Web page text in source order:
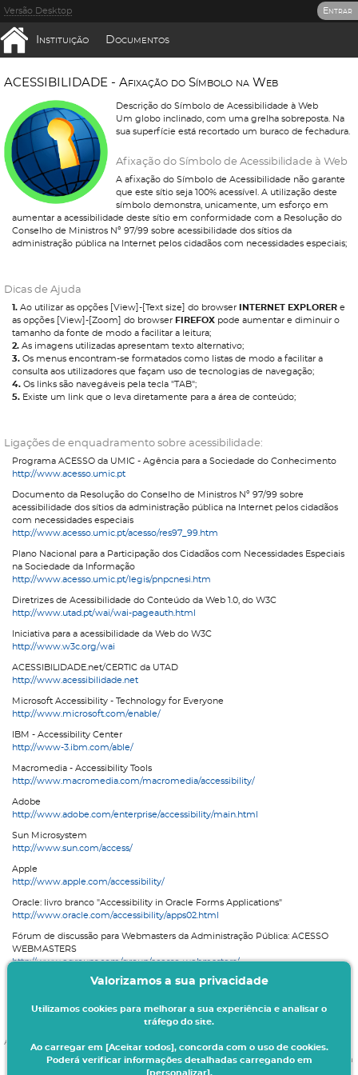
Versão Desktop Entrar
Instituição Documentos
AC ESS B L DADE - Afixação do Símbolo na Web
Descrição do Símbolo de Acessibilidade à Web
Um globo inclinado, com uma grelha sobreposta. Na
sua superfície está recortado um buraco de fechadura.
Afixação do Símbolo de Acessibilidade à Web
A afixação do Símbolo de Acessibilidade não garante
que este sítio seja 100% acessível. A utilização deste
símbolo demonstra, unicamente, um esforço em
aumentar a acessibilidade deste sítio em conformidade com a Resolução do
Conselho de Ministros Nº 97/99 sobre acessibilidade dos sítios da
administração pública na Internet pelos cidadãos com necessidades especiais;
Dicas de Ajuda
1. Ao utilizar as opções [View]-[Text size] do browser INTERNET EXPLORER e
as opções [View]-[Zoom] do browser FIREFOX pode aumentar e diminuir o
tamanho da fonte de modo a facilitar a leitura;
2. As imagens utilizadas apresentam texto alternativo;
3. Os menus encontram-se formatados como listas de modo a facilitar a
consulta aos utilizadores que façam uso de tecnologias de navegação;
4. Os links são navegáveis pela tecla "TAB";
5. Existe um link que o leva diretamente para a área de conteúdo;
Ligações de enquadramento sobre acessibilidade:
Programa ACESSO da UMIC - Agência para a Sociedade do Conhecimento
http://www.acesso.umic.pt
Documento da Resolução do Conselho de Ministros Nº 97/99 sobre
acessibilidade dos sítios da administração pública na Internet pelos cidadãos
com necessidades especiais
http://www.acesso.umic.pt/acesso/res97_99.htm
Plano Nacional para a Participação dos Cidadãos com Necessidades Especiais
na Sociedade da Informação
http://www.acesso.umic.pt/legis/pnpcnesi.htm
Diretrizes de Acessibilidade do Conteúdo da Web 1.0, do W3C
http://www.utad.pt/wai/wai-pageauth.html
Iniciativa para a acessibilidade da Web do W3C
http://www.w3c.org/wai
ACESSIBILIDADE.net/CERTIC da UTAD
http://www.acessibilidade.net
Microsoft Accessibility - Technology for Everyone
http://www.microsoft.com/enable/
IBM - Accessibility Center
http://www-3.ibm.com/able/
Macromedia - Accessibility Tools
http://www.macromedia.com/macromedia/accessibility/
Adobe
http://www.adobe.com/enterprise/accessibility/main.html
Sun Microsystem
http://www.sun.com/access/
Apple
http://www.apple.com/accessibility/
Oracle: livro branco "Accessibility in Oracle Forms Applications"
http://www.oracle.com/accessibility/apps02.html
Fórum de discussão para Webmasters da Administração Pública: ACESSO
WEBMASTERS
http://www.egroups.com/group/acesso-webmasters/
Web@x - Benchmarking da Acessibilidade Web da AP Portuguesa
Acessibilidade da Aplicação
Se tiver alguma questão a nivel da acessibilidade do nosso portal envie-nos um
Valorizamos a sua privacidade
Utilizamos cookies para melhorar a sua experiência e analisar o
tráfego do site.
Ao carregar em [Aceitar todos], concorda com o uso de cookies.
Poderá verificar informações detalhadas carregando em
[personalizar].